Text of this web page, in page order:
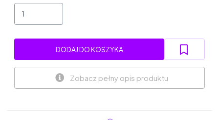
DODAJ DO KOSZYKA
Zobacz pełny opis produktu